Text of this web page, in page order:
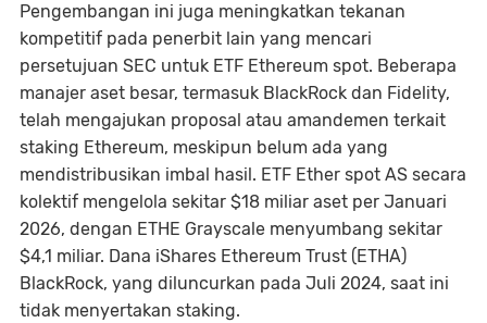
Pengembangan ini juga meningkatkan tekanan
kompetitif pada penerbit lain yang mencari
persetujuan SEC untuk ETF Ethereum spot. Beberapa
manajer aset besar, termasuk BlackRock dan Fidelity,
telah mengajukan proposal atau amandemen terkait
staking Ethereum, meskipun belum ada yang
mendistribusikan imbal hasil. ETF Ether spot AS secara
kolektif mengelola sekitar $18 miliar aset per Januari
2026, dengan ETHE Grayscale menyumbang sekitar
$4,1 miliar. Dana iShares Ethereum Trust (ETHA)
BlackRock, yang diluncurkan pada Juli 2024, saat ini
tidak menyertakan staking.